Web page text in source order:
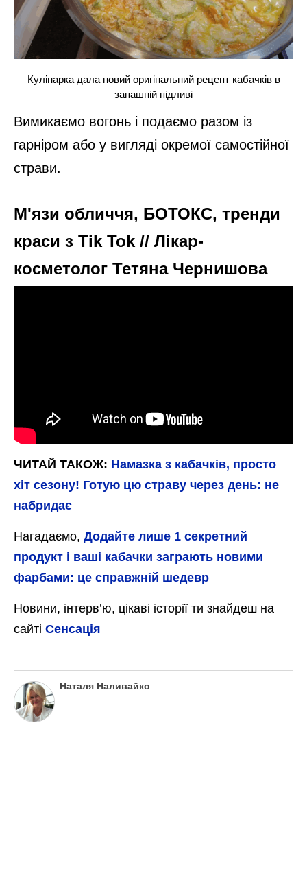
Кулінарка дала новий оригінальний рецепт кабачків в
запашній підливі
Вимикаємо вогонь і подаємо разом із
гарніром або у вигляді окремої самостійної
страви.
М'язи обличчя, БОТОКС, тренди
краси з Tik Tok // Лікар-
косметолог Тетяна Чернишова
ЧИТАЙ ТАКОЖ: Намазка з кабачків, просто
хіт сезону! Готую цю страву через день: не
набридає
Нагадаємо, Додайте лише 1 секретний
продукт і ваші кабачки заграють новими
фарбами: це справжній шедевр
Новини, інтерв’ю, цікаві історії ти знайдеш на
сайті Сенсація
Наталя Наливайко